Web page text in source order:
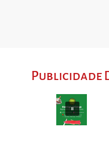
Publicidade